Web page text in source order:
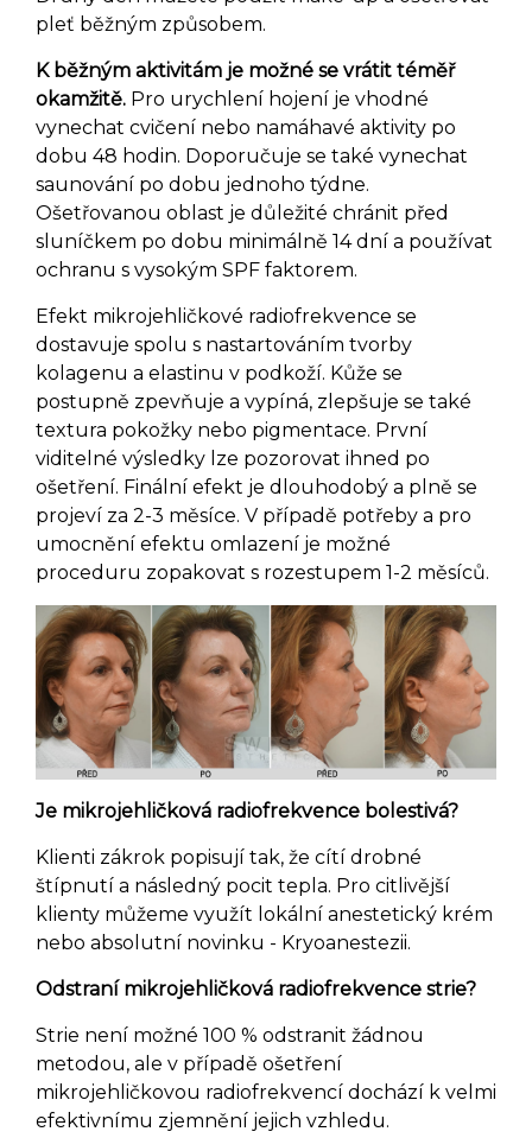
pleť běžným způsobem.
K běžným aktivitám je možné se vrátit téměř
okamžitě. Pro urychlení hojení je vhodné
vynechat cvičení nebo namáhavé aktivity po
dobu 48 hodin. Doporučuje se také vynechat
saunování po dobu jednoho týdne.
Ošetřovanou oblast je důležité chránit před
sluníčkem po dobu minimálně 14 dní a používat
ochranu s vysokým SPF faktorem.
Efekt mikrojehličkové radiofrekvence se
dostavuje spolu s nastartováním tvorby
kolagenu a elastinu v podkoží. Kůže se
postupně zpevňuje a vypíná, zlepšuje se také
textura pokožky nebo pigmentace. První
viditelné výsledky lze pozorovat ihned po
ošetření. Finální efekt je dlouhodobý a plně se
projeví za 2-3 měsíce. V případě potřeby a pro
umocnění efektu omlazení je možné
proceduru zopakovat s rozestupem 1-2 měsíců.
Je mikrojehličková radiofrekvence bolestivá?
Klienti zákrok popisují tak, že cítí drobné
štípnutí a následný pocit tepla. Pro citlivější
klienty můžeme využít lokální anestetický krém
nebo absolutní novinku - Kryoanestezii.
Odstraní mikrojehličková radiofrekvence strie?
Strie není možné 100 % odstranit žádnou
metodou, ale v případě ošetření
mikrojehličkovou radiofrekvencí dochází k velmi
efektivnímu zjemnění jejich vzhledu.